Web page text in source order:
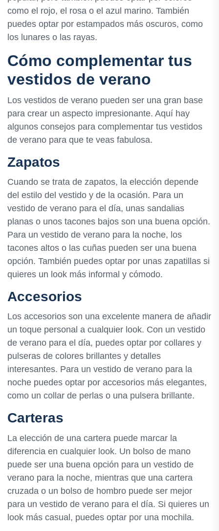
como el rojo, el rosa o el azul marino. También
puedes optar por estampados más oscuros, como
los lunares o las rayas.
Cómo complementar tus
vestidos de verano
Los vestidos de verano pueden ser una gran base
para crear un aspecto impresionante. Aquí hay
algunos consejos para complementar tus vestidos
de verano para que te veas fabulosa.
Zapatos
Cuando se trata de zapatos, la elección depende
del estilo del vestido y de la ocasión. Para un
vestido de verano para el día, unas sandalias
planas o unos tacones bajos son una buena opción.
Para un vestido de verano para la noche, los
tacones altos o las cuñas pueden ser una buena
opción. También puedes optar por unas zapatillas si
quieres un look más informal y cómodo.
Accesorios
Los accesorios son una excelente manera de añadir
un toque personal a cualquier look. Con un vestido
de verano para el día, puedes optar por collares y
pulseras de colores brillantes y detalles
interesantes. Para un vestido de verano para la
noche puedes optar por accesorios más elegantes,
como un collar de perlas o una pulsera brillante.
Carteras
La elección de una cartera puede marcar la
diferencia en cualquier look. Un bolso de mano
puede ser una buena opción para un vestido de
verano para la noche, mientras que una cartera
cruzada o un bolso de hombro puede ser mejor
para un vestido de verano para el día. Si quieres un
look más casual, puedes optar por una mochila.